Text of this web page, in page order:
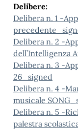
Delibere:
Delibera n. 1 -
Delibera n. 2 -
dell’Intelligenza
Delibera n. 3 -
26_signed
Delibera n. 4 -
musicale
Delibera n. 5 -
palestra